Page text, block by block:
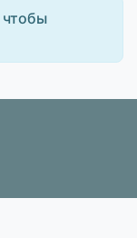
чтобы